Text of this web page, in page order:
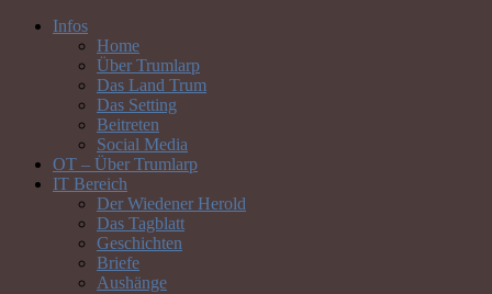
Infos
Home
Über Trumlarp
Das Land Trum
Das Setting
Beitreten
Social Media
OT – Über Trumlarp
IT Bereich
Der Wiedener Herold
Das Tagblatt
Geschichten
Briefe
Aushänge